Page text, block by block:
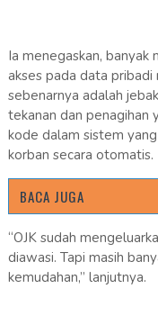
Ia menegaskan, banyak
akses pada data
sebenarnya adalah
tekanan dan penagihan
kode dalam sistem
korban secara otomatis.
BACA JUGA
“OJK sudah
diawasi. Tapi masih
kemudahan,” lanjutnya.